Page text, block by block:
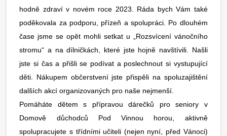
hodně zdraví v novém roce 2023. Ráda bych Vám také
poděkovala za podporu, přízeň a spolupráci. Po dlouhém
čase jsme se opět mohli setkat u „Rozsvícení vánočního
stromu“ a na dílničkách, které jste hojně navštívili. Našli
jste si čas a přišli se podívat a poslechnout si vystupující
děti. Nákupem občerstvení jste přispěli na spoluzajištění
dalších akcí organizovaných pro naše nejmenší.
Pomáháte dětem s přípravou dárečků pro seniory v
Domově důchodců Pod Vinnou horou, aktivně
spolupracujete s třídními učiteli (nejen nyní, před Vánoci)